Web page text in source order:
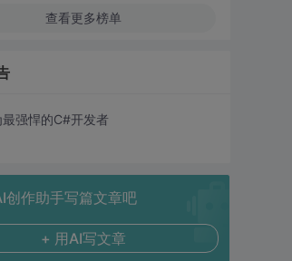
查看更多榜单
强悍的C#开发者
创作助手写篇文章吧
+ 用AI写文章